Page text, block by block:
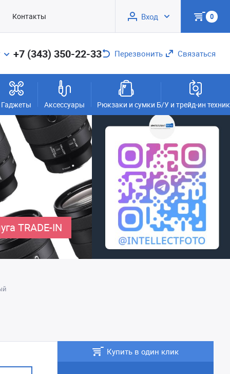
Контакты Вход 0
+7 (343) 350-22-33 Перезвонить Связаться
Гаджеты Аксессуары Рюкзаки и сумки Б/У и трейд-ин
TRADE-IN
Купить в один клик